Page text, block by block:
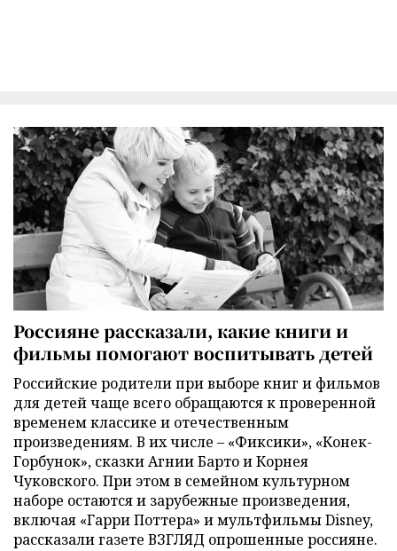
Россияне рассказали, какие книги и
фильмы помогают воспитывать детей
Российские родители при выборе книг и фильмов
для детей чаще всего обращаются к проверенной
временем классике и отечественным
произведениям. В их числе – «Фиксики», «Конек-
Горбунок», сказки Агнии Барто и Корнея
Чуковского. При этом в семейном культурном
наборе остаются и зарубежные произведения,
включая «Гарри Поттера» и мультфильмы Disney,
рассказали газете ВЗГЛЯД опрошенные россияне.